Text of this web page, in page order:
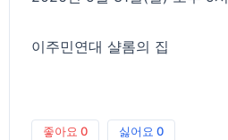
이주민연대 샬롬의 집
좋아요 0 싫어요 0